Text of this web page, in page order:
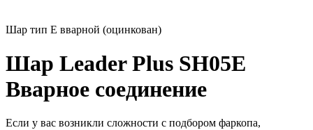
Шар тип E вварной (оцинкован)
Шар Leader Plus SH05E
Вварное соединение
Если у вас возникли сложности с подбором фаркопа,